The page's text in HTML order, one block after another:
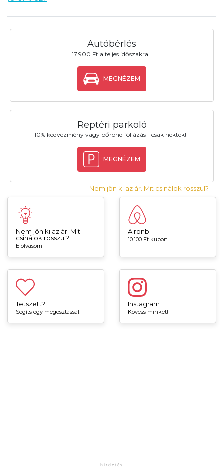
Autóbérlés
17.900 Ft a teljes időszakra
MEGNÉZEM
Reptéri parkoló
10% kedvezmény vagy bőrönd fóliázás - csak nektek!
MEGNÉZEM
Nem jön ki az ár. Mit csinálok rosszul?
Nem jön ki az ár. Mit
csinálok rosszul?
Elolvasom
Airbnb
10.100 Ft kupon
Tetszett?
Segíts egy megosztással!
Instagram
Kövess minket!